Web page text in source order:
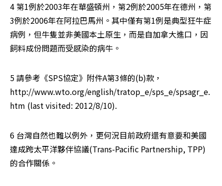
4 第1例於2003年在華盛頓州，第2例於2005年在德州，第
3例於2006年在阿拉巴馬州。其中僅有第1例是典型狂牛症
病例，但牛隻並非美國本土原生，而是自加拿大進口，因
飼料成份問題而受感染的病牛。
5 請參考《SPS協定》附件A第3條的(b)款，
http://www.wto.org/english/tratop_e/sps_e/spsagr_e.
htm (last visited: 2012/8/10).
6 台灣自然也難以例外，更何況目前政府還有意要和美國
達成跨太平洋夥伴協議(Trans-Pacific Partnership, TPP)
的合作關係。